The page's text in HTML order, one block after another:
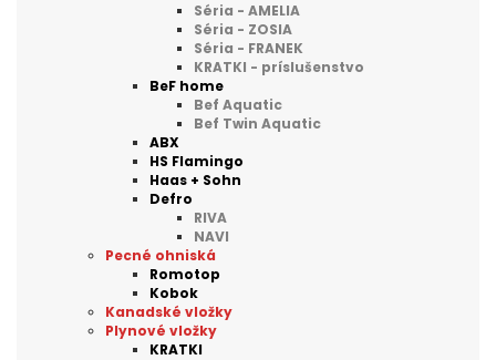
Séria - AMELIA
Séria - ZOSIA
Séria - FRANEK
KRATKI - príslušenstvo
BeF home
Bef Aquatic
Bef Twin Aquatic
ABX
HS Flamingo
Haas + Sohn
Defro
RIVA
NAVI
Pecné ohniská
Romotop
Kobok
Kanadské vložky
Plynové vložky
KRATKI